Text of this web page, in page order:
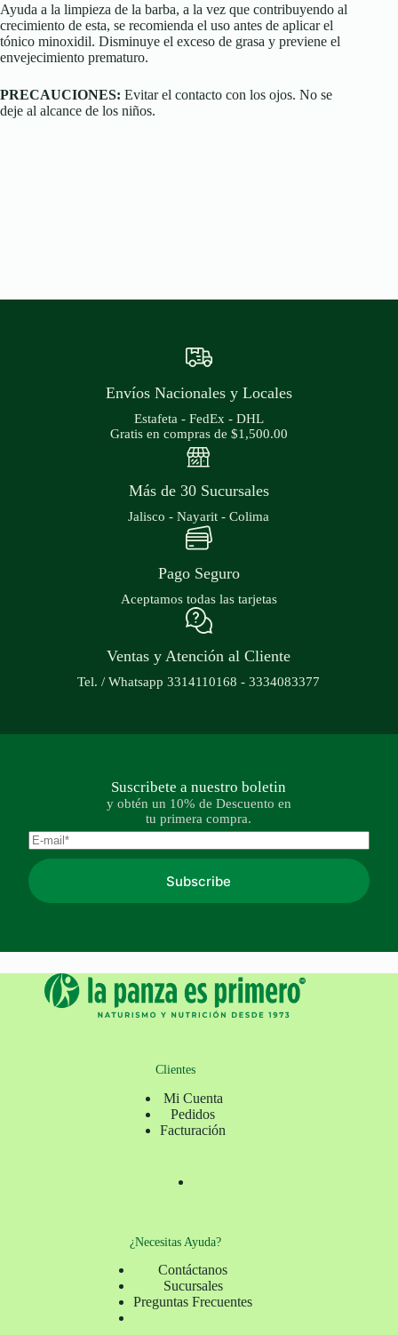
Ayuda a la limpieza de la barba, a la vez que contribuyendo al
crecimiento de esta, se recomienda el uso antes de aplicar el
tónico minoxidil. Disminuye el exceso de grasa y previene el
envejecimiento prematuro.
PRECAUCIONES: Evitar el contacto con los ojos. No se
deje al alcance de los niños.
Envíos Nacionales y Locales
Estafeta - FedEx - DHL
Gratis en compras de $1,500.00
Más de 30 Sucursales
Jalisco - Nayarit - Colima
Pago Seguro
Aceptamos todas las tarjetas
Ventas y Atención al Cliente
Tel. / Whatsapp 3314110168 - 3334083377
Suscribete a nuestro boletin
y obtén un 10% de Descuento en
tu primera compra.
Subscribe
Clientes
Mi Cuenta
Pedidos
Facturación
¿Necesitas Ayuda?
Contáctanos
Sucursales
Preguntas Frecuentes